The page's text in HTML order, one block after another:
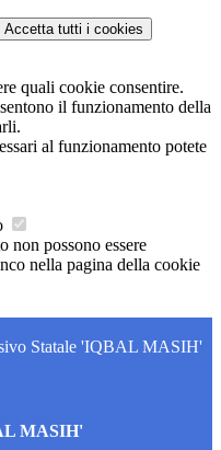
Accetta tutti i cookies
quali cookie consentire.
il funzionamento della
al funzionamento potete
non possono essere
nella pagina della cookie
Statale 'IQBAL MASIH'
MASIH'